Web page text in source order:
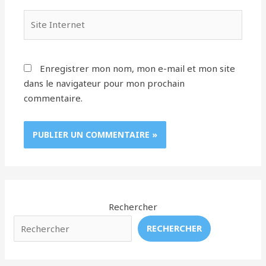
Internet
Enregistrer mon nom, mon e-mail et mon site
dans le navigateur pour mon prochain
commentaire.
Rechercher
RECHERCHER